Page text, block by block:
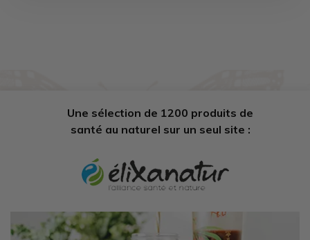
Une sélection de 1200 produits de
santé au naturel sur un seul site :